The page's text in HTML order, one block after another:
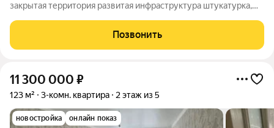
закрытая территория развитая инфраструктура штукатурка,
Позвонить
11 300 000 ₽
123 м² 3-комн. квартира 2 этаж из 5
новостройка онлайн показ